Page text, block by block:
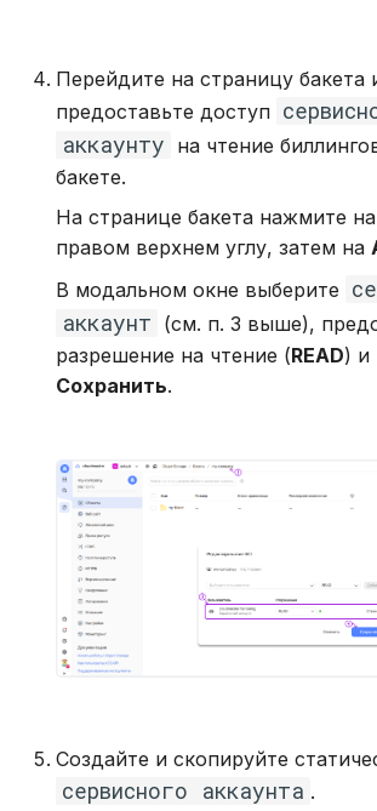
Перейдите на страницу бакета
предоставьте доступ
аккаунту на чтение
бакете.
На странице бакета нажмите
правом верхнем углу, затем на
В модальном окне выберите
аккаунт (см. п. 3 выше),
разрешение на чтение (READ) и
Сохранить.
Создайте и скопируйте
сервисного аккаунта .